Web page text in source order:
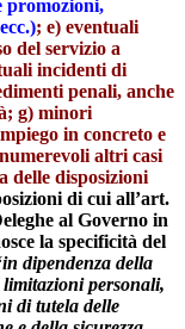
promozioni,
; e) eventuali
del servizio a
incidenti di
penali, anche
g) minori
in concreto e
altri casi
delle disposizioni
di cui all’art.
al Governo in
la specificità del
in dipendenza della
personali,
di tutela delle